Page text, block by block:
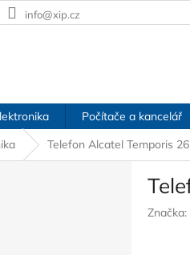
info@xip.cz
Počítače a kancelář
Telefon Alcatel Temporis
Značka: